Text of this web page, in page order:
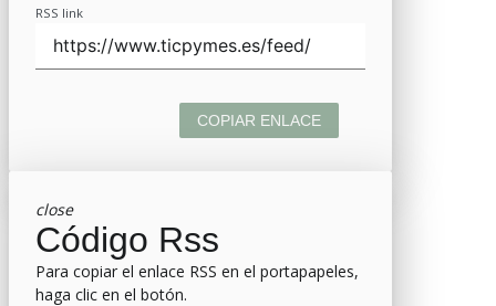
RSS link
COPIAR ENLACE
close
Código Rss
Para copiar el enlace RSS en el portapapeles,
haga clic en el botón.